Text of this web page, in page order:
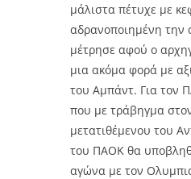
μάλιστα πέτυχε με
αδρανοποιημένη την
μέτρησε αφού ο
μια ακόμα φορά με
του Αμπάντ. Για τον
που με τράβηγμα
μετατιθέμενου του
του ΠΑΟΚ θα
αγώνα με τον